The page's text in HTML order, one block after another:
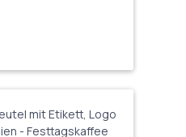
von 5 von 5 Sternen